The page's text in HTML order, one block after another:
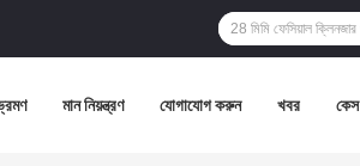
মান নিয়ন্ত্রণ যোগাযোগ করুন খবর কেস